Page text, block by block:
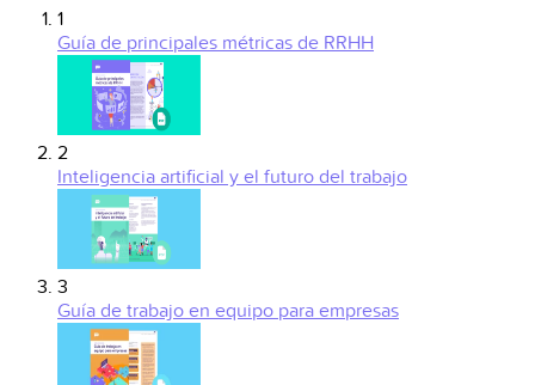
1
Guía de principales métricas de RRHH
2
Inteligencia artificial y el futuro del trabajo
3
Guía de trabajo en equipo para empresas